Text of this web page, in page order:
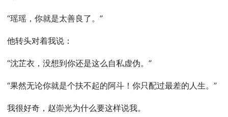
“瑶瑶，你就是太善良了。”
他转头对着我说：
“沈芷衣，没想到你还是这么自私虚伪。”
“果然无论你就是个扶不起的阿斗！你只配过最差的人生。”
我很好奇，赵崇光为什么要这样说我。